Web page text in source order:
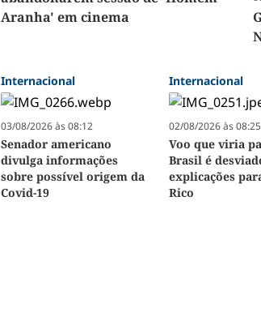
Aranha' em cinema
Internacional
03/08/2026 às 08:12
Senador americano
divulga informações
sobre possível origem da
Covid-19
Internacional
02/08/2026 às 08:25
Voo que viria
Brasil é
explicações
Rico